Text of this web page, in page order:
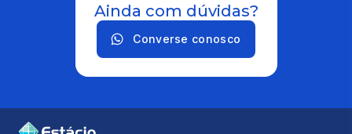
Ainda com dúvidas?
Converse conosco